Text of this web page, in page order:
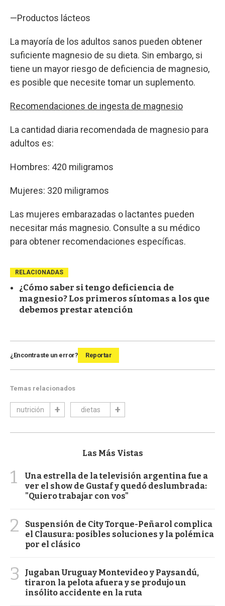
—Productos lácteos
La mayoría de los adultos sanos pueden obtener
suficiente magnesio de su dieta. Sin embargo, si
tiene un mayor riesgo de deficiencia de magnesio,
es posible que necesite tomar un suplemento.
Recomendaciones de ingesta de magnesio
La cantidad diaria recomendada de magnesio para
adultos es:
Hombres: 420 miligramos
Mujeres: 320 miligramos
Las mujeres embarazadas o lactantes pueden
necesitar más magnesio. Consulte a su médico
para obtener recomendaciones específicas.
RELACIONADAS
¿Cómo saber si tengo deficiencia de
magnesio? Los primeros síntomas a los que
debemos prestar atención
¿Encontraste un error? Reportar
Temas relacionados
nutrición dietas
Las Más Vistas
1
Una estrella de la televisión argentina fue a
ver el show de Gustaf y quedó deslumbrada:
"Quiero trabajar con vos"
2
Suspensión de City Torque-Peñarol complica
el Clausura: posibles soluciones y la polémica
por el clásico
3
Jugaban Uruguay Montevideo y Paysandú,
tiraron la pelota afuera y se produjo un
insólito accidente en la ruta